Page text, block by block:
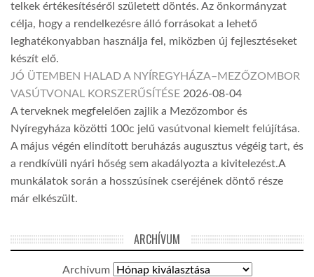
telkek értékesítéséről született döntés. Az önkormányzat
célja, hogy a rendelkezésre álló forrásokat a lehető
leghatékonyabban használja fel, miközben új fejlesztéseket
készít elő.
JÓ ÜTEMBEN HALAD A NYÍREGYHÁZA–MEZŐZOMBOR
VASÚTVONAL KORSZERŰSÍTÉSE 2026-08-04
A terveknek megfelelően zajlik a Mezőzombor és
Nyíregyháza közötti 100c jelű vasútvonal kiemelt felújítása.
A május végén elindított beruházás augusztus végéig tart, és
a rendkívüli nyári hőség sem akadályozta a kivitelezést.A
munkálatok során a hosszúsínek cseréjének döntő része
már elkészült.
ARCHÍVUM
Archívum